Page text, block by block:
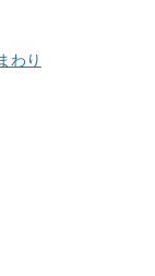
ゲーション
わり